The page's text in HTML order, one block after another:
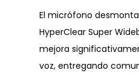
El micrófono
HyperClear Super
mejora
voz, entregando